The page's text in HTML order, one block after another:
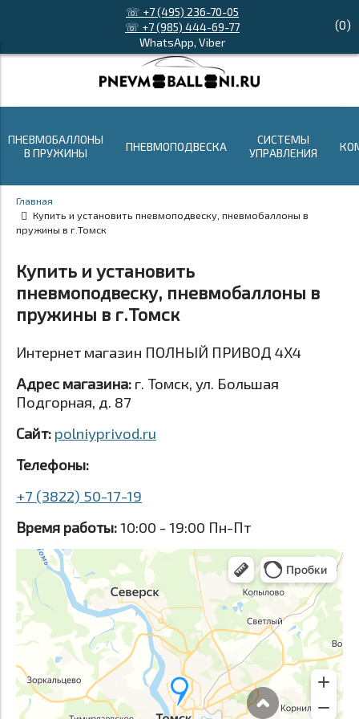
☏ +7 (495) 236-70-05
☏ +7 (985) 444-69-77
WhatsApp, Viber
(0)
ПНЕВМОБАЛЛОНЫ
В ПРУЖИНЫ
ПНЕВМОПОДВЕСКА
СИСТЕМЫ
УПРАВЛЕНИЯ
Главная
Купить и установить пневмоподвеску, пневмобаллоны в
пружины в г.Томск
Купить и установить
пневмоподвеску, пневмобаллоны в
пружины в г.Томск
Интернет магазин ПОЛНЫЙ ПРИВОД 4Х4
Адрес магазина: г. Томск, ул. Большая
Подгорная, д. 87
Сайт: polniyprivod.ru
Телефоны:
+7 (3822) 50-17-19
Время работы:10:00 - 19:00 Пн-Пт